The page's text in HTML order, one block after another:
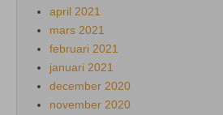
april 2021
mars 2021
februari 2021
januari 2021
december 2020
november 2020